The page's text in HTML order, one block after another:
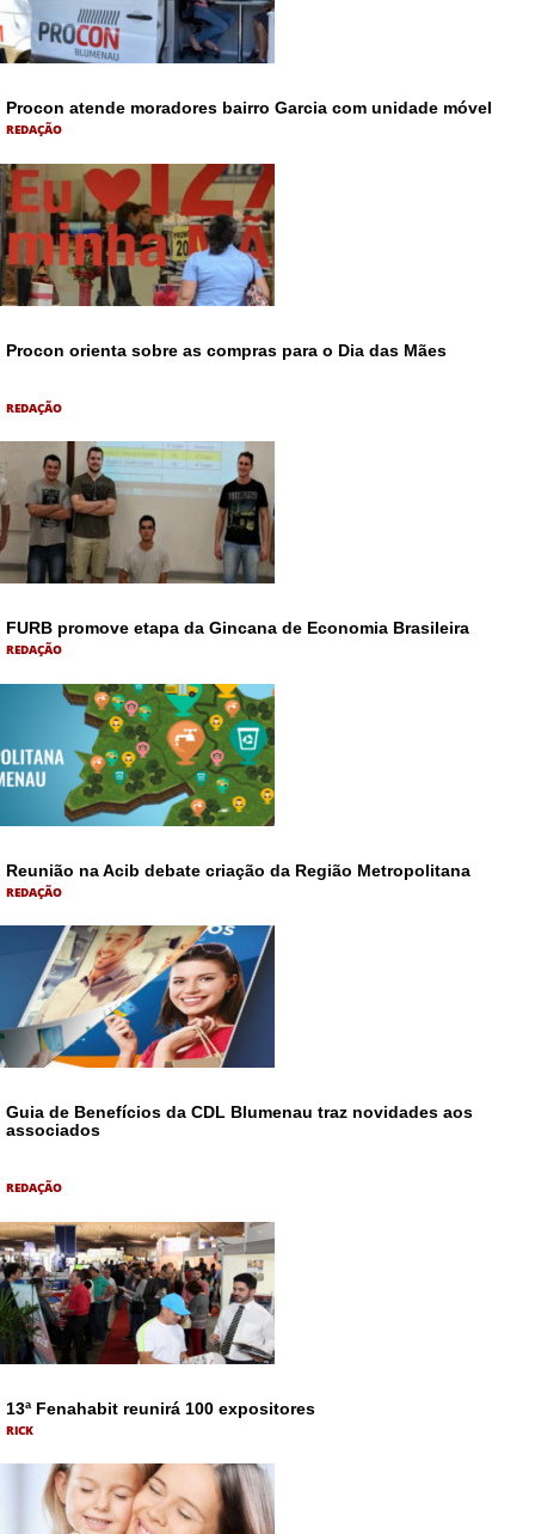
Procon atende moradores bairro Garcia com unidade móvel
REDAÇÃO
Procon orienta sobre as compras para o Dia das Mães
REDAÇÃO
FURB promove etapa da Gincana de Economia Brasileira
REDAÇÃO
Reunião na Acib debate criação da Região Metropolitana
REDAÇÃO
Guia de Benefícios da CDL Blumenau traz novidades aos
associados
REDAÇÃO
13ª Fenahabit reunirá 100 expositores
RICK